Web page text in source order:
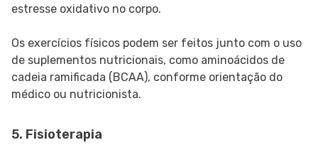
estresse oxidativo no corpo.
Os exercícios físicos podem ser feitos junto com o uso
de suplementos nutricionais, como aminoácidos de
cadeia ramificada (BCAA), conforme orientação do
médico ou nutricionista.
5. Fisioterapia